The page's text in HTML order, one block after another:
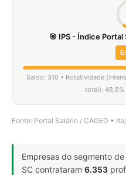
🎯 IPS - Índice
Saldo: 310 • Rotatividade
total): 48,8%
Fonte: Portal Salário / CAGED •
Empresas do segmento de
SC contrataram 6.353